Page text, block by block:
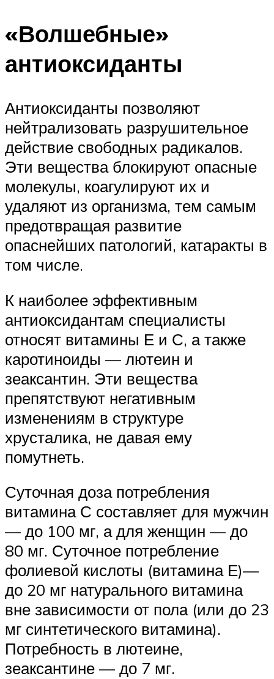
«Волшебные»
антиоксиданты
Антиоксиданты позволяют
нейтрализовать разрушительное
действие свободных радикалов.
Эти вещества блокируют опасные
молекулы, коагулируют их и
удаляют из организма, тем самым
предотвращая развитие
опаснейших патологий, катаракты в
том числе.
К наиболее эффективным
антиоксидантам специалисты
относят витамины Е и С, а также
каротиноиды — лютеин и
зеаксантин. Эти вещества
препятствуют негативным
изменениям в структуре
хрусталика, не давая ему
помутнеть.
Суточная доза потребления
витамина С составляет для мужчин
— до 100 мг, а для женщин — до
80 мг. Суточное потребление
фолиевой кислоты (витамина Е)—
до 20 мг натурального витамина
вне зависимости от пола (или до 23
мг синтетического витамина).
Потребность в лютеине,
зеаксантине — до 7 мг.